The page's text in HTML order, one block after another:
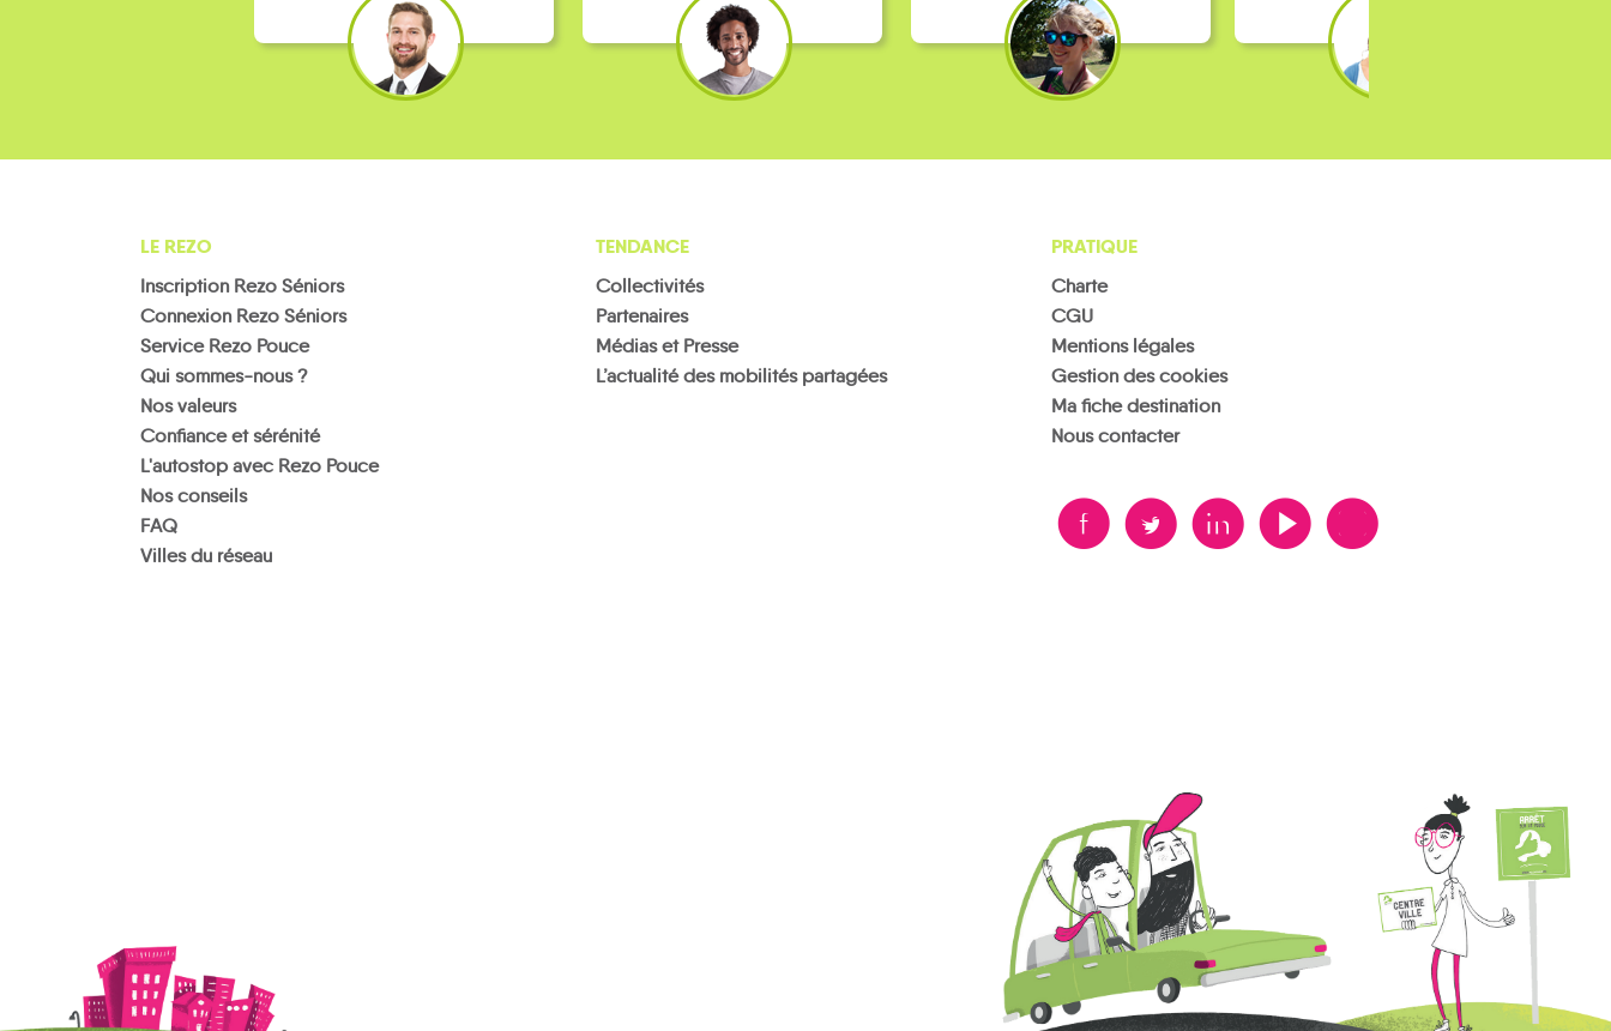
LE REZO
Inscription Rezo Séniors
Connexion Rezo Séniors
Service Rezo Pouce
Qui sommes-nous ?
Nos valeurs
Confiance et sérénité
L'autostop avec Rezo Pouce
Nos conseils
FAQ
Villes du réseau
TENDANCE
Collectivités
Partenaires
Médias et Presse
L’actualité des mobilités partagées
PRATIQUE
Charte
CGU
Mentions légales
Gestion des cookies
Ma fiche destination
Nous contacter
B A D F V